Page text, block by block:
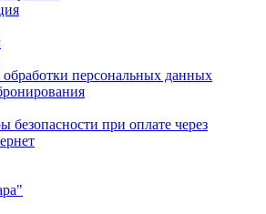
персональных данных
безопасности при оплате через